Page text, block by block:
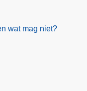
wat mag niet?